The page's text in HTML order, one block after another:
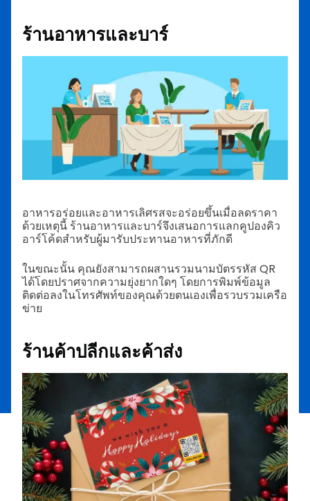
ร้านอาหารและบาร์
อาหารอร่อยและอาหารเลิศรสจะอร่อยขึ้นเมื่อลดราคา
ด้วยเหตุนี้ ร้านอาหารและบาร์จึงเสนอการแลกคูปองคิว
อาร์โค้ดสำหรับผู้มารับประทานอาหารที่ภักดี
ในขณะนั้น คุณยังสามารถผสานรวมนามบัตรรหัส QR
ได้โดยปราศจากความยุ่งยากใดๆ โดยการพิมพ์ข้อมูล
ติดต่อลงในโทรศัพท์ของคุณด้วยตนเองเพื่อรวบรวมเครือ
ข่าย
ร้านค้าปลีกและค้าส่ง